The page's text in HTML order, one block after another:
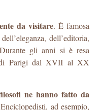
da visitare. È famosa
dell’editoria,
gli anni si è resa
di Parigi dal XVII al XX
ne hanno fatto da
ad esempio,